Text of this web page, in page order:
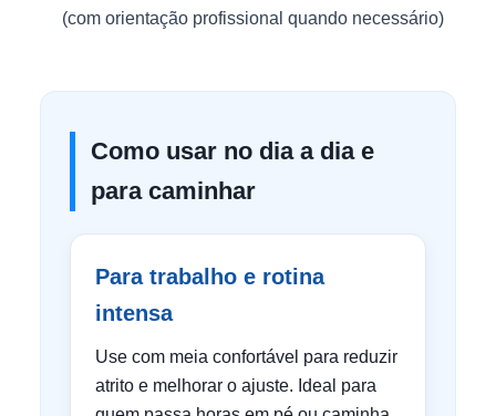
(com orientação profissional quando necessário)
Como usar no dia a dia e
para caminhar
Para trabalho e rotina
intensa
Use com meia confortável para reduzir
atrito e melhorar o ajuste. Ideal para